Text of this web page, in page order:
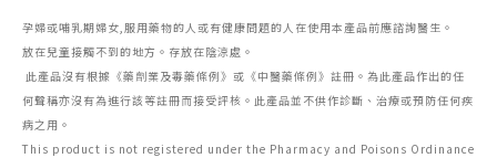
孕婦或哺乳期婦女,服用藥物的人或有健康問題的人在使用本產品前應諮詢醫生。
放在兒童接觸不到的地方。存放在陰涼處。
此產品沒有根據《藥劑業及毒藥條例》或《中醫藥條例》註冊。為此產品作出的任
何聲稱亦沒有為進行該等註冊而接受評核。此產品並不供作診斷、治療或預防任何疾
病之用。
This product is not registered under the Pharmacy and Poisons Ordinance